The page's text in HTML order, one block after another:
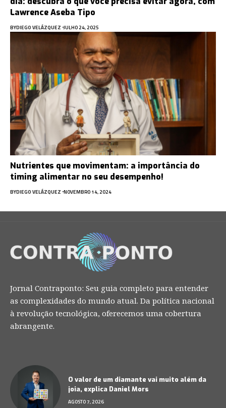
Lawrence Aseba Tipo
BYDIEGO VELÁZQUEZ JULHO 24, 2025
Nutrientes que movimentam: a importância do
timing alimentar no seu desempenho!
BYDIEGO VELÁZQUEZ NOVEMBRO 14, 2024
Jornal Contraponto: Seu guia completo para entender
as complexidades do mundo atual. Da política nacional
à revolução tecnológica, oferecemos uma cobertura
abrangente.
O valor de um diamante vai muito além da
joia, explica Daniel Mors
AGOSTO 7, 2026